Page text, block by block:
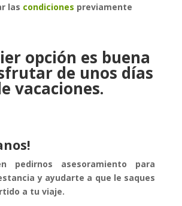
las condiciones previamente
opción es buena
de unos días
vacaciones.
pedirnos asesoramiento para
y ayudarte a que le saques
a tu viaje.